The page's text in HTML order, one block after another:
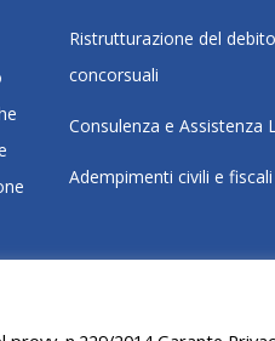
Ristrutturazione del
concorsuali
Consulenza e Assistenza
Adempimenti civili e fiscali